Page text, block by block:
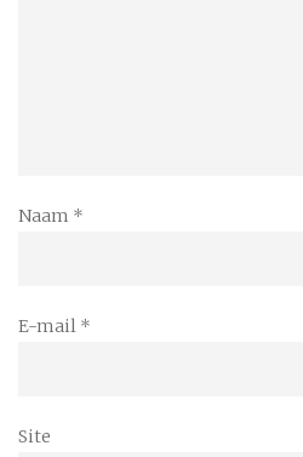
Naam *
E-mail *
Site